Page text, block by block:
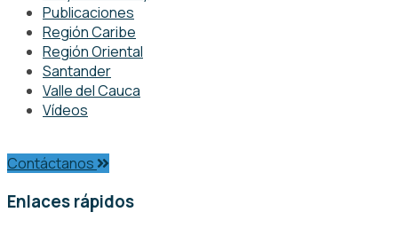
Publicaciones
Región Caribe
Región Oriental
Santander
Valle del Cauca
Vídeos
Contáctanos
Enlaces rápidos